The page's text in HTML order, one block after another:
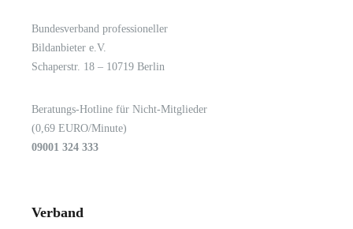
Bundesverband professioneller
Bildanbieter e.V.
Schaperstr. 18 – 10719 Berlin
Beratungs-Hotline für Nicht-Mitglieder
(0,69 EURO/Minute)
09001 324 333
Verband